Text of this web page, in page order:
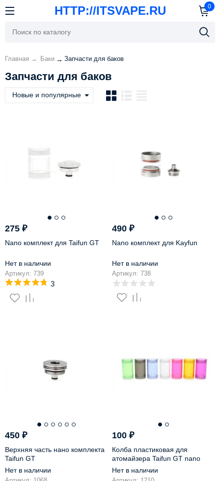
HTTP://ITSVAPE.RU 0
Главная → Баки → Запчасти для баков
Запчасти для баков
Новые и популярные
275 ₽
Nano комплект для Taifun GT
Нет в наличии
Артикул: 739
3
490₽
Nano комплект для Kayfun
Нет в наличии
Артикул: 738
450 ₽
Верхняя часть нано комплекта
Taifun GT
Нет в наличии
100₽
Колба пластиковая для
атомайзера Taifun GT nano
Нет в наличии